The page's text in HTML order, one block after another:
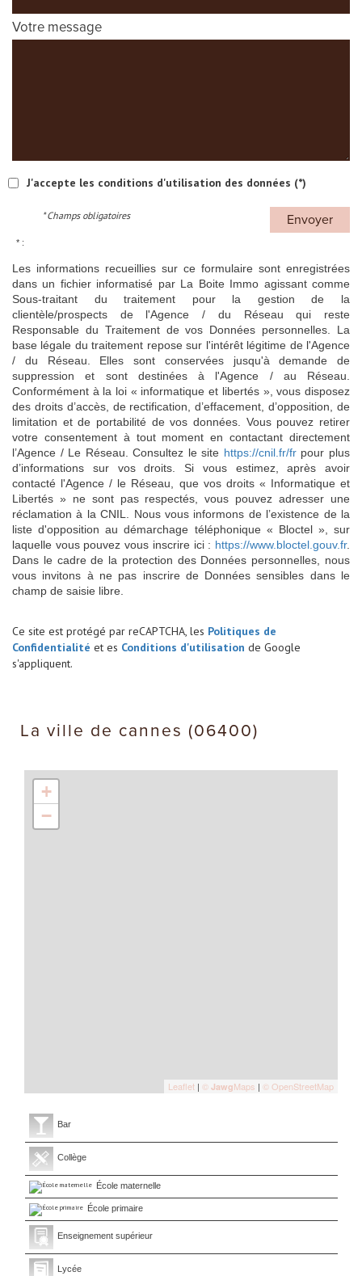
Votre message
J'accepte les conditions d'utilisation des données (*)
Envoyer
* Champs obligatoires
* :
Les informations recueillies sur ce formulaire sont enregistrées
dans un fichier informatisé par La Boite Immo agissant comme
Sous-traitant du traitement pour la gestion de la
clientèle/prospects de l'Agence / du Réseau qui reste
Responsable du Traitement de vos Données personnelles. La
base légale du traitement repose sur l'intérêt légitime de l'Agence
/ du Réseau. Elles sont conservées jusqu'à demande de
suppression et sont destinées à l'Agence / au Réseau.
Conformément à la loi « informatique et libertés », vous disposez
des droits d’accès, de rectification, d’effacement, d’opposition, de
limitation et de portabilité de vos données. Vous pouvez retirer
votre consentement à tout moment en contactant directement
l’Agence / Le Réseau. Consultez le site https://cnil.fr/frpour plus
d’informations sur vos droits. Si vous estimez, après avoir
contacté l'Agence / le Réseau, que vos droits « Informatique et
Libertés » ne sont pas respectés, vous pouvez adresser une
réclamation à la CNIL. Nous vous informons de l’existence de la
liste d'opposition au démarchage téléphonique « Bloctel », sur
laquelle vous pouvez vous inscrire ici : https://www.bloctel.gouv.fr.
Dans le cadre de la protection des Données personnelles, nous
vous invitons à ne pas inscrire de Données sensibles dans le
champ de saisie libre.
Ce site est protégé par reCAPTCHA, les Politiques de
Confidentialité et es Conditions d'utilisation de Google
s'appliquent.
la ville de cannes (06400)
+
−
Leaflet | © JawgMaps | © OpenStreetMap
Bar
Collège
École maternelle
École primaire
Enseignement supérieur
Lycée